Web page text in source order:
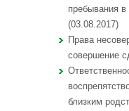
пребывания
(03.08.2017)
Права
совершение
близким